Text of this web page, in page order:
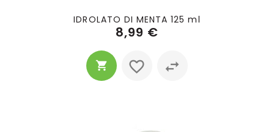
IDROLATO DI MENTA 125 ml
8,99 €